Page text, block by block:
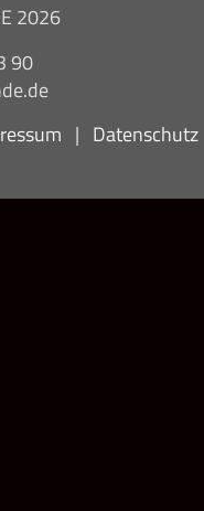
2026
90
| Datenschutz